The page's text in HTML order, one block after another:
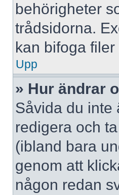
behörigheter
trådsidorna.
kan bifoga
Upp
» Hur ändrar
Såvida du inte
redigera och
(ibland bara
genom att
någon redan